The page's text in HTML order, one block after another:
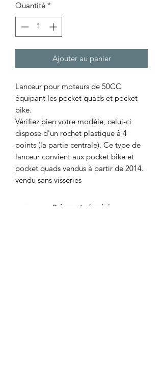
Quantité *
Ajouter au panier
Lanceur pour moteurs de 50CC
équipant les pocket quads et pocket
bike.
Vérifiez bien votre modèle, celui-ci
dispose d'un rochet plastique à 4
points (la partie centrale). Ce type de
lanceur convient aux pocket bike et
pocket quads vendus à partir de 2014.
vendu sans visseries